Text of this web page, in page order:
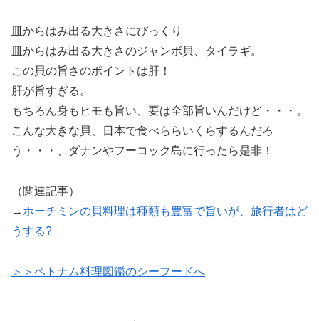
皿からはみ出る大きさにびっくり
皿からはみ出る大きさのジャンボ貝、タイラギ。
この貝の旨さのポイントは肝！
肝が旨すぎる。
もちろん身もヒモも旨い、要は全部旨いんだけど・・・。
こんな大きな貝、日本で食べららいくらするんだろ
う・・・、ダナンやフーコック島に行ったら是非！
（関連記事）
→ ホーチミンの貝料理は種類も豊富で旨いが、旅行者はど
うする?
＞＞ベトナム料理図鑑のシーフードへ